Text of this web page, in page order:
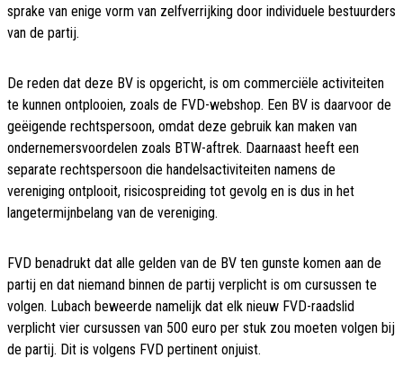
sprake van enige vorm van zelfverrijking door individuele bestuurders
van de partij.
De reden dat deze BV is opgericht, is om commerciële activiteiten
te kunnen ontplooien, zoals de FVD-webshop. Een BV is daarvoor de
geëigende rechtspersoon, omdat deze gebruik kan maken van
ondernemersvoordelen zoals BTW-aftrek. Daarnaast heeft een
separate rechtspersoon die handelsactiviteiten namens de
vereniging ontplooit, risicospreiding tot gevolg en is dus in het
langetermijnbelang van de vereniging.
FVD benadrukt dat alle gelden van de BV ten gunste komen aan de
partij en dat niemand binnen de partij verplicht is om cursussen te
volgen. Lubach beweerde namelijk dat elk nieuw FVD-raadslid
verplicht vier cursussen van 500 euro per stuk zou moeten volgen bij
de partij. Dit is volgens FVD pertinent onjuist.